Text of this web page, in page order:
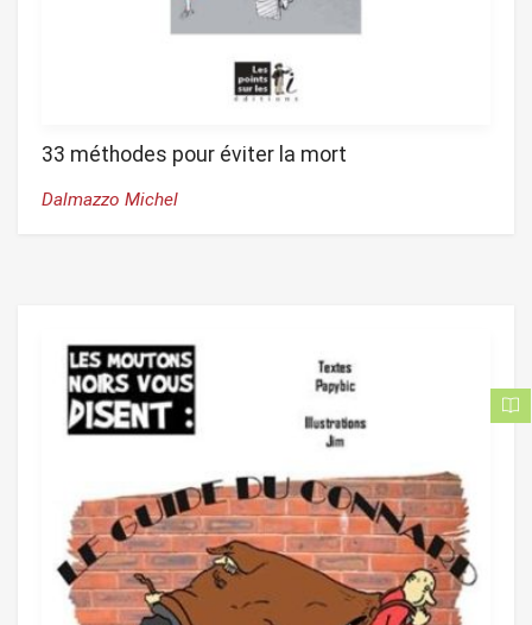
33 méthodes pour éviter la mort
Dalmazzo Michel